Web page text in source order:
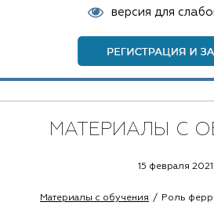
версия для
МАТЕРИАЛЫ С
15 февраля 2021
Материалы с обучения Роль